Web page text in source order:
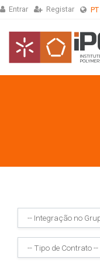
Entrar Registar PT